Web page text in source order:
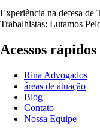
Experiência na defesa de
Trabalhistas: Lutamos
Acessos rápidos
Rina Advogados
áreas de atuação
Blog
Contato
Nossa Equipe